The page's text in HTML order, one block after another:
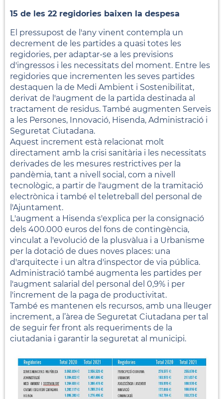
15 de les 22 regidories baixen la despesa
El pressupost de l'any vinent contempla un
decrement de les partides a quasi totes les
regidories, per adaptar-se a les previsions
d'ingressos i les necessitats del moment. Entre les
regidories que incrementen les seves partides
destaquen la de Medi Ambient i Sostenibilitat,
derivat de l'augment de la partida destinada al
tractament de residus. També augmenten Serveis
a les Persones, Innovació, Hisenda, Administració i
Seguretat Ciutadana.
Aquest increment està relacionat molt
directament amb la crisi sanitària i les necessitats
derivades de les mesures restrictives per la
pandèmia, tant a nivell social, com a nivell
tecnològic, a partir de l'augment de la tramitació
electrònica i també el teletreball del personal de
l'Ajuntament.
L'augment a Hisenda s'explica per la consignació
dels 400.000 euros del fons de contingència,
vinculat a l'evolució de la plusvàlua i a Urbanisme
per la dotació de dues noves places: una
d'arquitecte i un altra d'inspector de via pública.
Administració també augmenta les partides per
l'augment salarial del personal del 0,9% i per
l'increment de la paga de productivitat.
També es mantenen els recursos, amb una lleuger
increment, a l’àrea de Seguretat Ciutadana per tal
de seguir fer front als requeriments de la
ciutadania i garantir la seguretat al municipi.